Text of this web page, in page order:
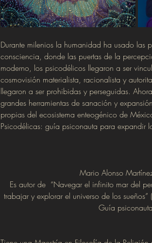
Durante milenios la humanidad ha usado las
consciencia, donde las puertas de la
moderno, los psicodélicos llegaron a ser
cosmovisión materialista, racionalista y
llegaron a ser prohibidas y perseguidas.
grandes herramientas de sanación y
propias del ecosistema enteogénico de
Psicodélicas: guía psiconauta para expandir
Mario Alonso
Es autor de  “Navegar el infinito mar del
trabajar y explorar el universo de los sueños” (
Guía